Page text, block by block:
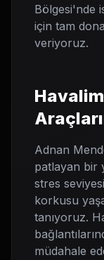
Bölgesi'nde
için tam
veriyoruz.
Adnan
patlayan bir
stres
korkusu
tanıyoruz.
müdahale